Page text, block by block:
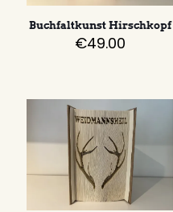
Buchfaltkunst Hirschkopf
€49.00